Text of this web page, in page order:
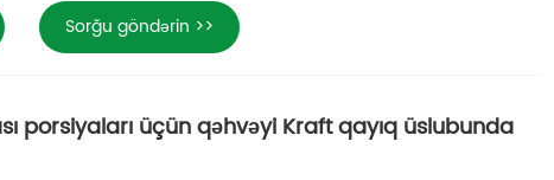
Sorğu göndərin >>
porsiyaları üçün qəhvəyi Kraft qayıq üslubunda